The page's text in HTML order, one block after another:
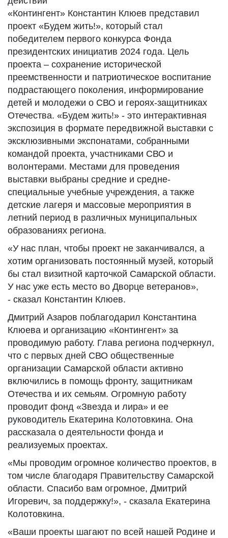
«Контингент» Константин Клюев представил
проект «Будем жить!», который стал
победителем первого конкурса Фонда
президентских инициатив 2024 года. Цель
проекта – сохранение исторической
преемственности и патриотическое воспитание
подрастающего поколения, информирование
детей и молодежи о СВО и героях-защитниках
Отечества. «Будем жить!» - это интерактивная
экспозиция в формате передвижной выставки с
эксклюзивными экспонатами, собранными
командой проекта, участниками СВО и
волонтерами. Местами для проведения
выставки выбраны средние и средне-
специальные учебные учреждения, а также
детские лагеря и массовые мероприятия в
летний период в различных муниципальных
образованиях региона.
«У нас план, чтобы проект не заканчивался, а
хотим организовать постоянный музей, который
бы стал визитной карточкой Самарской области.
У нас уже есть место во Дворце ветеранов»,
- сказал Константин Клюев.
Дмитрий Азаров поблагодарил Константина
Клюева и организацию «Контингент» за
проводимую работу. Глава региона подчеркнул,
что с первых дней СВО общественные
организации Самарской области активно
включились в помощь фронту, защитникам
Отечества и их семьям. Огромную работу
проводит фонд «Звезда и лира» и ее
руководитель Екатерина Колотовкина. Она
рассказала о деятельности фонда и
реализуемых проектах.
«Мы проводим огромное количество проектов, в
том числе благодаря Правительству Самарской
области. Спасибо вам огромное, Дмитрий
Игоревич, за поддержку!», - сказала Екатерина
Колотовкина.
«Ваши проекты шагают по всей нашей Родине и